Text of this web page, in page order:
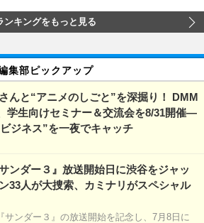
ンキングをもっと見る
集部ピックアップ
んと“アニメのしごと”を深掘り！ DMM
学生向けセミナー＆交流会を8/31開催―
ジネス”を一夜でキャッチ
ンダー３』放送開始日に渋谷をジャッ
33人が大捜索、カミナリがスペシャル
サンダー３』の放送開始を記念し、7月8日に